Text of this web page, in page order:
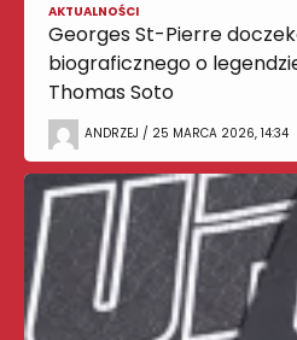
AKTUALNOŚCI
Georges St-Pierre
biograficznego o
Thomas Soto
ANDRZEJ / 25 MARCA 2026, 14:34